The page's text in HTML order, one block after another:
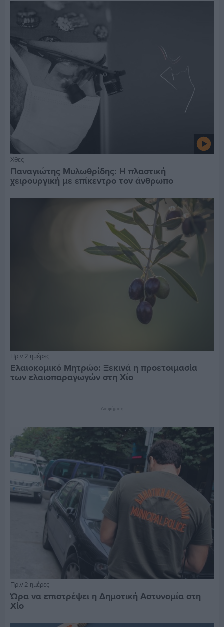
Χθες
Παναγιώτης Μυλωθρίδης: Η πλαστική
χειρουργική με επίκεντρο τον άνθρωπο
Πριν 2 ημέρες
Ελαιοκομικό Μητρώο: Ξεκινά η προετοιμασία
των ελαιοπαραγωγών στη Χίο
Διαφήμιση
Πριν 2 ημέρες
Ώρα να επιστρέψει η Δημοτική Αστυνομία στη
Χίο